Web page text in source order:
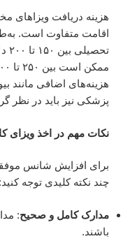
هزینه دریافت ویزاهای
اقامت متفاوت است.
هزینه‌های اضافی مانند
پزشکی نیز باید در نظر
نکات مهم در اخذ ویزای
برای افزایش شانس
چند نکته کلیدی توجه کنید:
مدارک کامل و صحیح:
باشند.